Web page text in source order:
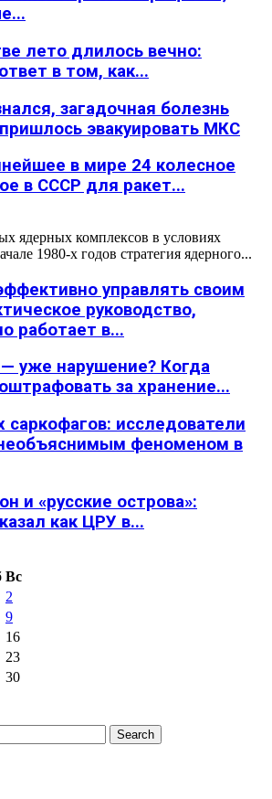
лето длилось вечно:
в том, как...
загадочная болезнь
эвакуировать МКС
в мире 24 колесное
в СССР для ракет...
ядерных комплексов в условиях
1980-х годов стратегия ядерного...
управлять своим
руководство,
работает в...
уже нарушение? Когда
за хранение...
саркофагов: исследователи
феноменом в
и «русские острова»:
как ЦРУ в...
Вс
2
9
16
23
30
Search